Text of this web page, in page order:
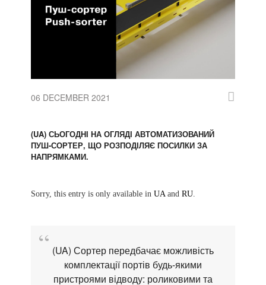
06 DECEMBER 2021
(UA) СЬОГОДНІ НА ОГЛЯДІ АВТОМАТИЗОВАНИЙ
ПУШ-СОРТЕР, ЩО РОЗПОДІЛЯЄ ПОСИЛКИ ЗА
НАПРЯМКАМИ.
Sorry, this entry is only available inUA andRU
(UA) Сортер передбачає можливість
комплектації портів будь-якими
пристроями відводу: роликовими та